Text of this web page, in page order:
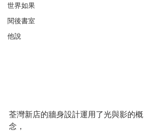
世界如果
閱後書室
他說
荃灣新店的牆身設計運用了光與影的概
念，